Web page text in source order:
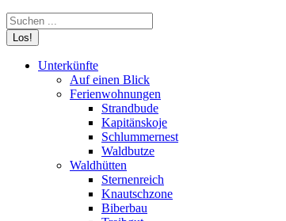
Search:
Unterkünfte
Auf einen Blick
Ferienwohnungen
Strandbude
Kapitänskoje
Schlummernest
Waldbutze
Waldhütten
Sternenreich
Knautschzone
Biberbau